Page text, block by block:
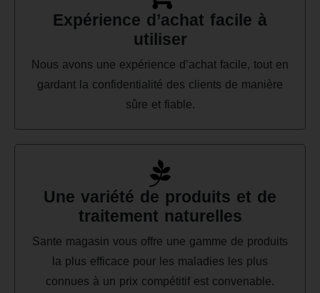
Expérience d’achat facile à
utiliser
Nous avons une expérience d’achat facile, tout en
gardant la confidentialité des clients de manière
sûre et fiable.
Une variété de produits et de
traitement naturelles
Sante magasin vous offre une gamme de produits
la plus efficace pour les maladies les plus
connues à un prix compétitif est convenable.